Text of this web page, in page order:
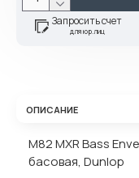
Запросить счет
для юр.лиц
ОПИСАНИЕ
M82 MXR Bass
басовая, Dunlop